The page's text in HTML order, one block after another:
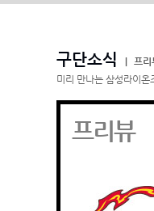
구단소식
프리
미리 만나는 삼성라이온
프리뷰